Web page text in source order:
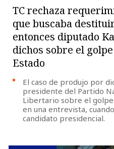
TC rechaza
que buscaba
entonces diputado
dichos sobre el
Estado
El caso de produjo por
presidente del Partido
Libertario sobre el golpe
en una entrevista,
candidato presidencial.